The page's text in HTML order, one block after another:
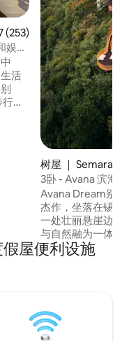
分 4.97 分（满分 5 分），
(253)
娱乐
活
前
树屋 ｜
3卧 - Avana 滨海
Avana Dream别
杰作，坐落在锡德
一处壮丽悬崖边。
与自然融为一体，
到令人惊叹的全景。 您可以在私人无
池中尽情享受，俯
在您的私人丛林度
电影之夜。
屋便利设施